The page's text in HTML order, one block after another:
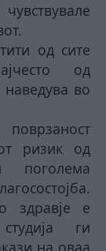
од сите
од
наведува во
ризик од
поголема
здравје е
ги
на оваа